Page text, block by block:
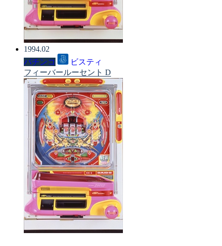
1994.02
パチンコ
ビスティ
フィーバールーセント D